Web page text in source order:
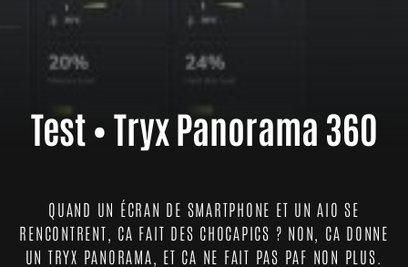
Test • Tryx Panorama 360
QUAND UN ÉCRAN DE SMARTPHONE ET UN AIO SE
RENCONTRENT, CA FAIT DES CHOCAPICS ? NON, CA DONNE
UN TRYX PANORAMA, ET CA NE FAIT PAS PAF NON PLUS.